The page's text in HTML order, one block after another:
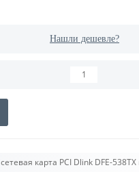
Нашли дешевле?
сетевая карта PCI Dlink DFE-